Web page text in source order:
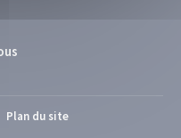
Plan du site